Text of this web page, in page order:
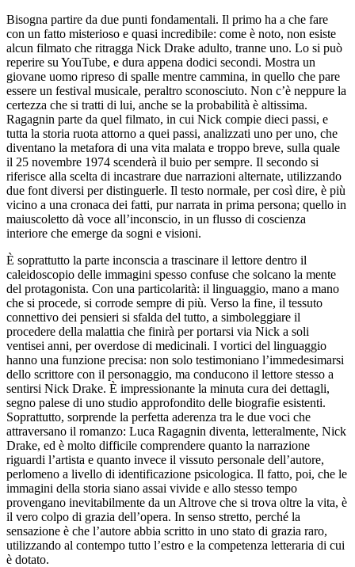
Bisogna partire da due punti fondamentali. Il primo ha a che fare
con un fatto misterioso e quasi incredibile: come è noto, non esiste
alcun filmato che ritragga Nick Drake adulto, tranne uno. Lo si può
reperire su YouTube, e dura appena dodici secondi. Mostra un
giovane uomo ripreso di spalle mentre cammina, in quello che pare
essere un festival musicale, peraltro sconosciuto. Non c’è neppure la
certezza che si tratti di lui, anche se la probabilità è altissima.
Ragagnin parte da quel filmato, in cui Nick compie dieci passi, e
tutta la storia ruota attorno a quei passi, analizzati uno per uno, che
diventano la metafora di una vita malata e troppo breve, sulla quale
il 25 novembre 1974 scenderà il buio per sempre. Il secondo si
riferisce alla scelta di incastrare due narrazioni alternate, utilizzando
due font diversi per distinguerle. Il testo normale, per così dire, è più
vicino a una cronaca dei fatti, pur narrata in prima persona; quello in
maiuscoletto dà voce all’inconscio, in un flusso di coscienza
interiore che emerge da sogni e visioni.
È soprattutto la parte inconscia a trascinare il lettore dentro il
caleidoscopio delle immagini spesso confuse che solcano la mente
del protagonista. Con una particolarità: il linguaggio, mano a mano
che si procede, si corrode sempre di più. Verso la fine, il tessuto
connettivo dei pensieri si sfalda del tutto, a simboleggiare il
procedere della malattia che finirà per portarsi via Nick a soli
ventisei anni, per overdose di medicinali. I vortici del linguaggio
hanno una funzione precisa: non solo testimoniano l’immedesimarsi
dello scrittore con il personaggio, ma conducono il lettore stesso a
sentirsi Nick Drake. È impressionante la minuta cura dei dettagli,
segno palese di uno studio approfondito delle biografie esistenti.
Soprattutto, sorprende la perfetta aderenza tra le due voci che
attraversano il romanzo: Luca Ragagnin diventa, letteralmente, Nick
Drake, ed è molto difficile comprendere quanto la narrazione
riguardi l’artista e quanto invece il vissuto personale dell’autore,
perlomeno a livello di identificazione psicologica. Il fatto, poi, che le
immagini della storia siano assai vivide e allo stesso tempo
provengano inevitabilmente da un Altrove che si trova oltre la vita, è
il vero colpo di grazia dell’opera. In senso stretto, perché la
sensazione è che l’autore abbia scritto in uno stato di grazia raro,
utilizzando al contempo tutto l’estro e la competenza letteraria di cui
è dotato.